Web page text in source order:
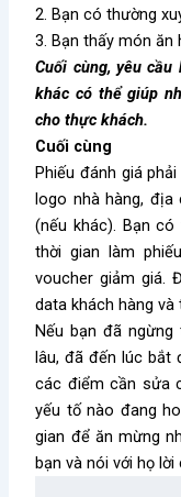
2. Bạn có thường
3. Bạn thấy món ăn
Cuối cùng, yêu
khác có thể giúp
cho thực khách.
Cuối cùng
Phiếu đánh giá
logo nhà hàng,
(nếu khác). Bạn
thời gian làm
voucher giảm giá.
data khách hàng
Nếu bạn đã
lâu, đã đến lúc bắt
các điểm cần sửa
yếu tố nào đang
gian để ăn mừng
bạn và nói với họ lời